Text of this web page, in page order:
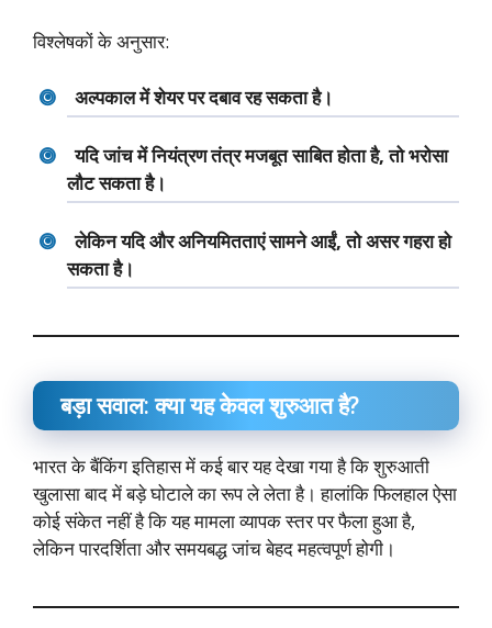
विश्लेषकों के अनुसार:
अल्पकाल में शेयर पर दबाव रह सकता है।
यदि जांच में नियंत्रण तंत्र मजबूत साबित होता है, तो भरोसा
लौट सकता है।
लेकिन यदि और अनियमितताएं सामने आईं, तो असर गहरा हो
सकता है।
बड़ा सवाल: क्या यह केवल शुरुआत है?
भारत के बैंकिंग इतिहास में कई बार यह देखा गया है कि शुरुआती
खुलासा बाद में बड़े घोटाले का रूप ले लेता है। हालांकि फिलहाल ऐसा
कोई संकेत नहीं है कि यह मामला व्यापक स्तर पर फैला हुआ है,
लेकिन पारदर्शिता और समयबद्ध जांच बेहद महत्वपूर्ण होगी।